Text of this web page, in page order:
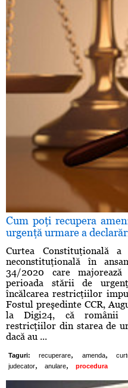
Cum poţi recupera
urgenţă urmare a
Curtea Constituţională
neconstituţională în
34/2020 care
perioada stării de
încălcarea restricţiilor
Fostul preşedinte CCR,
la Digi24, că românii
restricţiilor din starea de
dacă au ...
Taguri: recuperare, amenda,
judecator, anulare, procedura